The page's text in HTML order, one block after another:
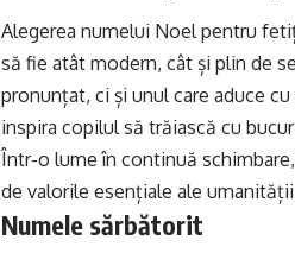
Alegerea numelui Noel pentru
să fie atât modern, cât și plin de
pronunțat, ci și unul care aduce
inspira copilul să trăiască cu
Într-o lume în continuă
de valorile esențiale ale
Numele sărbătorit